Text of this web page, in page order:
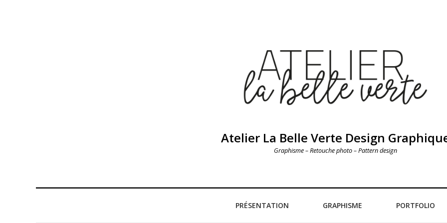
Atelier La Belle Verte Design
Graphisme – Retouche photo – Pattern design
PRÉSENTATION GRAPHISME PORTFOLIO